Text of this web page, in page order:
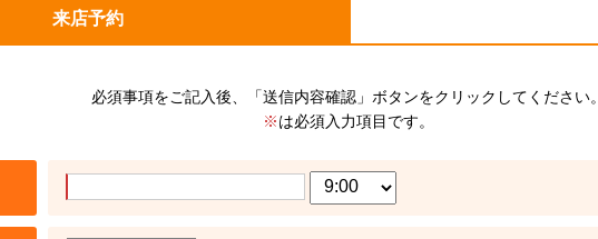
来店予約
必須事項をご記入後、「送信内容確認」ボタンをクリックしてください
※は必須入力項目です。